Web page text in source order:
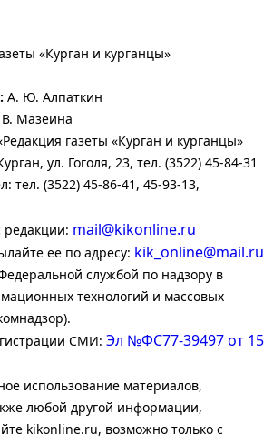
«Курган и курганцы»
А. Ю. Алпаткин
Мазеина
газеты «Курган и курганцы»
ул. Гоголя, 23, тел. (3522) 45-84-31
тел. (3522) 45-86-41, 45-93-13,
mail@kikonline.ru
ее по адресу: kik_online@mail.ru
службой по надзору в
технологий и массовых
СМИ: Эл №ФС77-39497 от 15
использование материалов,
любой другой информации,
kikonline.ru, возможно только с